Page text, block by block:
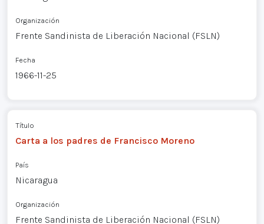
Organización
Frente Sandinista de Liberación Nacional (FSLN)
Fecha
1966-11-25
Título
Carta a los padres de Francisco Moreno
País
Nicaragua
Organización
Frente Sandinista de Liberación Nacional (FSLN)